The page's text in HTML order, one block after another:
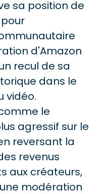
sa position de
d'Amazon
recul de sa
dans le
vidéo.
le
agressif sur le
reversant la
revenus
aux créateurs,
modération